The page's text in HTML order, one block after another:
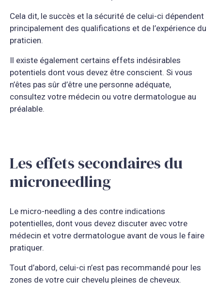
Cela dit, le succès et la sécurité de celui-ci dépendent
principalement des qualifications et de l’expérience du
praticien.
Il existe également certains effets indésirables
potentiels dont vous devez être conscient. Si vous
n’êtes pas sûr d’être une personne adéquate,
consultez votre médecin ou votre dermatologue au
préalable.
Les effets secondaires du
microneedling
Le micro-needling a des contre indications
potentielles, dont vous devez discuter avec votre
médecin et votre dermatologue avant de vous le faire
pratiquer.
Tout d’abord, celui-ci n’est pas recommandé pour les
zones de votre cuir chevelu pleines de cheveux.